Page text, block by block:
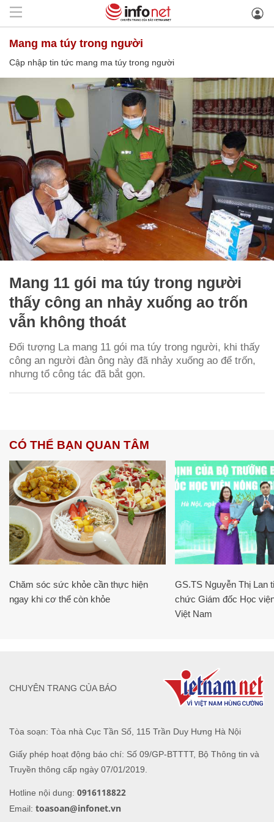
mang ma túy trong người
Cập nhập tin tức mang ma túy trong người
Mang 11 gói ma túy trong người
thấy công an nhảy xuống ao trốn
vẫn không thoát
Đối tượng La mang 11 gói ma túy trong người, khi thấy
công an người đàn ông này đã nhảy xuống ao để trốn,
nhưng tổ công tác đã bắt gọn.
CÓ THỂ BẠN QUAN TÂM
Chăm sóc sức khỏe cần thực hiện
ngay khi cơ thể còn khỏe
GS.TS Nguyễn Thị Lan
chức Giám đốc Học
Việt Nam
Tòa soạn: Tòa nhà Cục Tần Số, 115 Trần Duy Hưng Hà Nội
Giấy phép hoạt động báo chí: Số 09/GP-BTTTT, Bộ Thông tin và
Truyền thông cấp ngày 07/01/2019.
Hotline nội dung: 0916118822
Email: toasoan@infonet.vn
CHUYÊN TRANG CỦA BÁO